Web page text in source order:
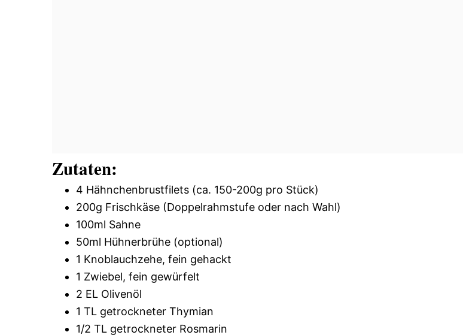
Zutaten:
4 Hähnchenbrustfilets (ca. 150-200g pro Stück)
200g Frischkäse (Doppelrahmstufe oder nach Wahl)
100ml Sahne
50ml Hühnerbrühe (optional)
1 Knoblauchzehe, fein gehackt
1 Zwiebel, fein gewürfelt
2 EL Olivenöl
1 TL getrockneter Thymian
1/2 TL getrockneter Rosmarin